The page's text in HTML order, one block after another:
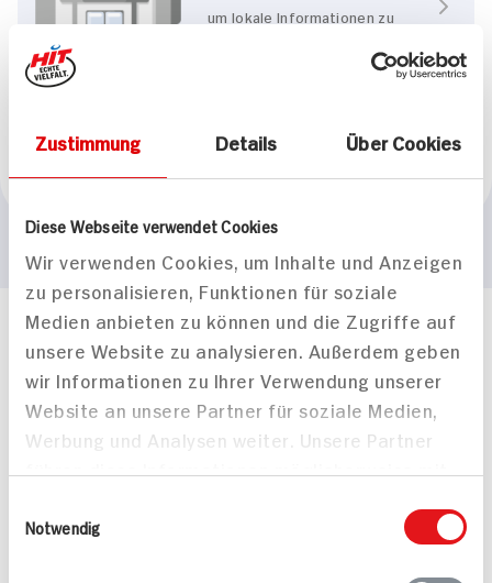
Zustimmung Details Über Cookies
Diese Webseite verwendet Cookies
Wir verwenden Cookies, um Inhalte und Anzeigen
zu personalisieren, Funktionen für soziale
Medien anbieten zu können und die Zugriffe auf
unsere Website zu analysieren. Außerdem geben
wir Informationen zu Ihrer Verwendung unserer
Website an unsere Partner für soziale Medien,
Werbung und Analysen weiter. Unsere Partner
bereitgestellt haben oder die sie im Rahmen
Notwendig
um lokale Informationen zu
Mehr Informationen in unserem FAQ
kontakt
hit.de
Wir beantworten gerne Ihre Fragen
(0228) 42967 0
Folgen Sie uns auf TikTok